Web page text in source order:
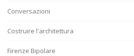
Conversazioni
Costruire l'architettura
Firenze Bipolare